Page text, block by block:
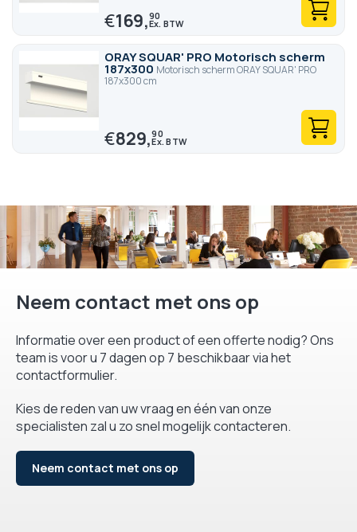
€169,90
ORAY SQUAR' PRO Motorisch scherm
187x300 Motorisch scherm ORAY SQUAR' PRO
187x300 cm
€829,90
Neem contact met ons op
Informatie over een product of een offerte nodig? Ons
team is voor u 7 dagen op 7 beschikbaar via het
contactformulier.
Kies de reden van uw vraag en één van onze
specialisten zal u zo snel mogelijk contacteren.
Neem contact met ons op